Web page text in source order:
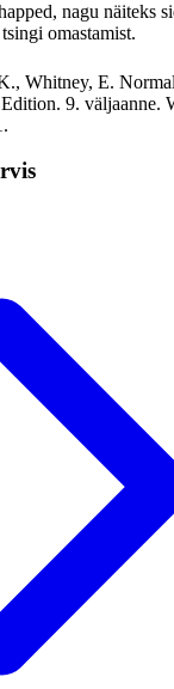
nagu näiteks
omastamist.
Whitney, E.
9. väljaanne.